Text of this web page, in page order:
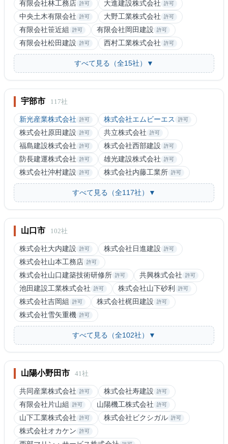
有限会社林工務店 許可 大進建設株式会社 許可
中央土木有限会社 許可 大野工業株式会社 許可
有限会社笹近組 許可 有限会社岡田建設 許可
有限会社松田建設 許可 西村工業株式会社 許可
すべて見る（全15社）▼
宇部市 117社
新光産業株式会社 許可 株式会社エムビーエス 許可
株式会社原田建設 許可 共立株式会社 許可
福島建設株式会社 許可 株式会社西部建設 許可
防長建運株式会社 許可 雄光建設株式会社 許可
株式会社沖村建設 許可 株式会社内藤工業所 許可
すべて見る（全117社）▼
山口市 102社
株式会社大内建設 許可 株式会社日進建設 許可
株式会社山本工務店 許可
株式会社山口建築技術研修所 許可 共興株式会社 許可
池田建設工業株式会社 許可 株式会社山下砂利 許可
株式会社吉岡組 許可 株式会社梶田建設 許可
株式会社雪矢重機 許可
すべて見る（全102社）▼
山陽小野田市 41社
共同産業株式会社 許可 株式会社寿建設 許可
有限会社片山組 許可 山陽機工株式会社 許可
山下工業株式会社 許可 株式会社ビクシガル 許可
株式会社オカケン 許可